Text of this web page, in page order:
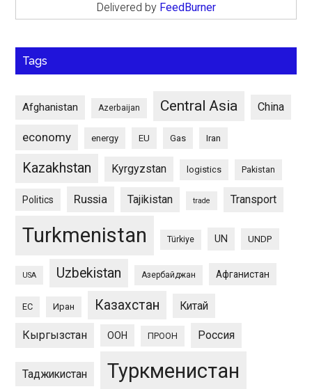
Delivered by FeedBurner
Tags
Afghanistan Azerbaijan Central Asia China
economy energy EU Gas Iran
Kazakhstan Kyrgyzstan logistics Pakistan
Politics Russia Tajikistan trade Transport
Turkmenistan Türkiye UN UNDP
USA Uzbekistan Азербайджан Афганистан
ЕС Иран Казахстан Китай
Кыргызстан ООН ПРООН Россия
Таджикистан Туркменистан